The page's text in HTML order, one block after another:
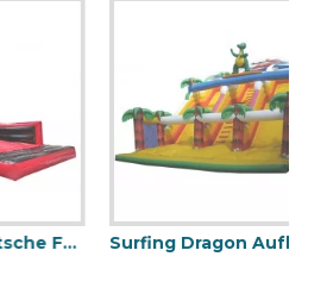
Aufblasbare Rutsche Für Erwachsene Surfing Dragon Aufblasbare Rutsche